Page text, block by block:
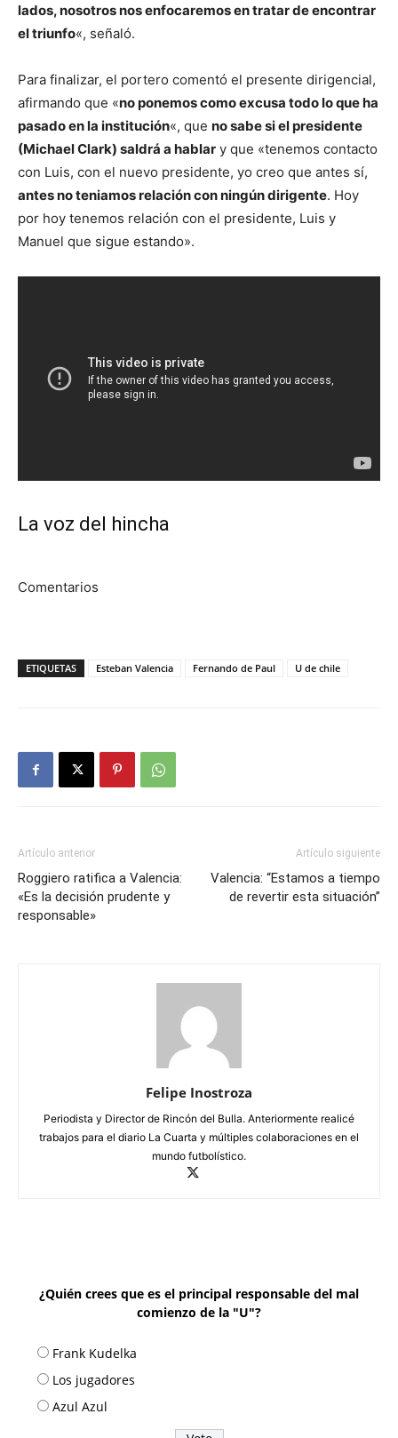
lados, nosotros nos enfocaremos en tratar de encontrar
el triunfo«, señaló.
Para finalizar, el portero comentó el presente dirigencial,
afirmando que «no ponemos como excusa todo lo que ha
pasado en la institución«, que no sabe si el presidente
(Michael Clark) saldrá a hablar y que «tenemos contacto
con Luis, con el nuevo presidente, yo creo que antes sí,
antes no teniamos relación con ningún dirigente. Hoy
por hoy tenemos relación con el presidente, Luis y
Manuel que sigue estando».
La voz del hincha
Comentarios
ETIQUETAS Esteban Valencia Fernando de Paul U de chile
Artículo anterior
Roggiero ratifica a Valencia:
«Es la decisión prudente y
responsable»
Artículo siguiente
Valencia: “Estamos a tiempo
de revertir esta situación”
Felipe Inostroza
Periodista y Director de Rincón del Bulla. Anteriormente realicé
trabajos para el diario La Cuarta y múltiples colaboraciones en el
mundo futbolístico.
¿Quién crees que es el principal responsable del mal
comienzo de la "U"?
Frank Kudelka
Los jugadores
Azul Azul